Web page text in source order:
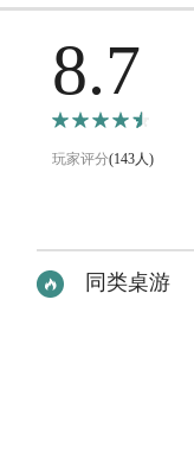
8.7
玩家评分(143人)
同类桌游